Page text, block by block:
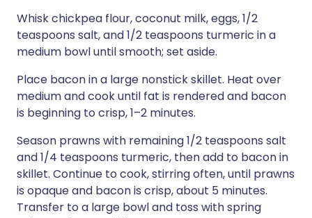
Whisk chickpea flour, coconut milk, eggs, 1/2
teaspoons salt, and 1/2 teaspoons turmeric in a
medium bowl until smooth; set aside.
Place bacon in a large nonstick skillet. Heat over
medium and cook until fat is rendered and bacon
is beginning to crisp, 1–2 minutes.
Season prawns with remaining 1/2 teaspoons salt
and 1/4 teaspoons turmeric, then add to bacon in
skillet. Continue to cook, stirring often, until prawns
is opaque and bacon is crisp, about 5 minutes.
Transfer to a large bowl and toss with spring